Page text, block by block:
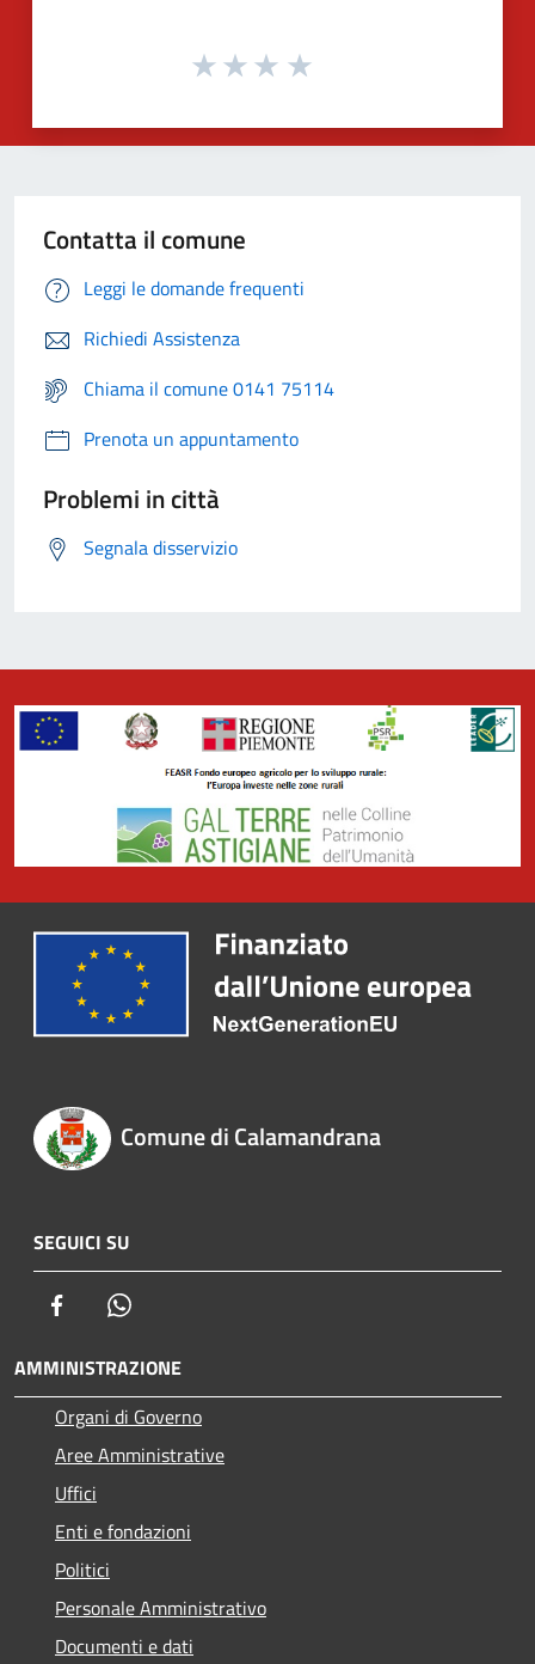
Contatta il comune
Leggi le domande frequenti
Richiedi Assistenza
Chiama il comune 0141 75114
Prenota un appuntamento
Problemi in città
Segnala disservizio
Comune di Calamandrana
SEGUICI SU
Facebook
AMMINISTRAZIONE
Organi di Governo
Aree Amministrative
Uffici
Enti e fondazioni
Politici
Personale Amministrativo
Documenti e dati